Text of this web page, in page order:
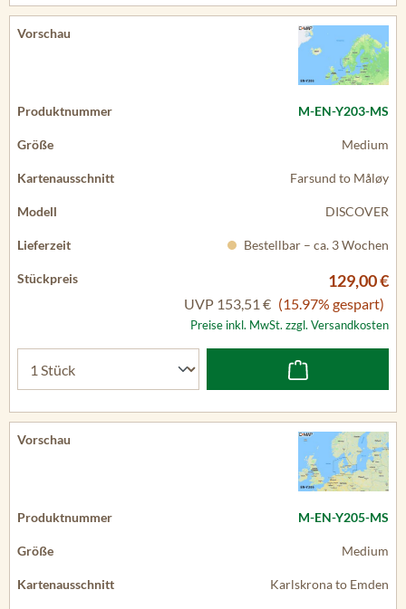
M-EN-Y203-MS
Medium
Farsund to Måløy
DISCOVER
Bestellbar – ca. 3 Wochen
129,00 €
UVP 153,51 € (15.97% gespart)
Preise inkl. MwSt. zzgl. Versandkosten
M-EN-Y205-MS
Medium
Karlskrona to Emden